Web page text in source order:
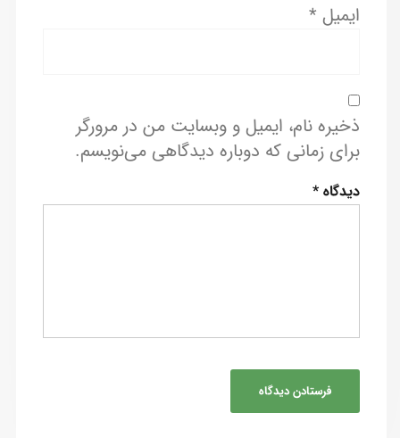
ایمیل *
ذخیره نام، ایمیل و وبسایت من در مرورگر
برای زمانی که دوباره دیدگاهی می‌نویسم.
دیدگاه*